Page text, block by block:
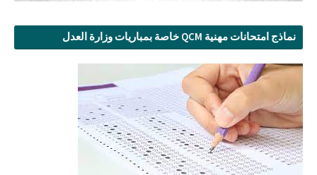
نماذج امتحانات مهنية QCM خاصة بمباريات وزارة العدل